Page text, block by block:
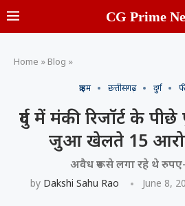
CG Prime
Home » Blog »
क्राइम छत्तीसगढ़ दुर्ग
दुर्ग में मंकी रिजॉर्ट के
जुआ खेलते 15
अवैध रूप से लगा रहे थे
by Dakshi Sahu Rao June 8,